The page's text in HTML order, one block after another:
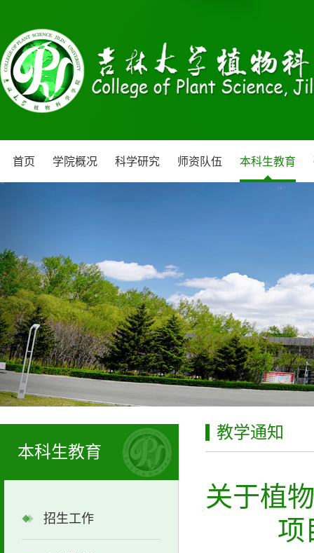
首页 学院概况 科学研究 师资队伍 本科生教育
本科生教育
招生工作
教学通知
关于植
项